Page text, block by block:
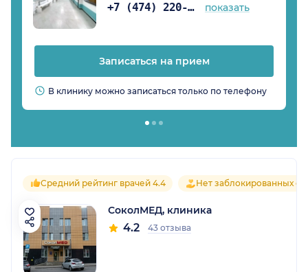
+7 (474) 220-08-46 показать
Записаться на прием
В клинику можно записаться только по телефону
Средний рейтинг врачей 4.4 Нет заблокированных
СоколМЕД, клиника
4.2 43 отзыва